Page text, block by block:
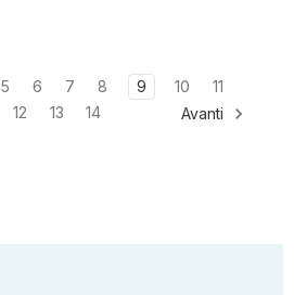
5 6 7 8 9 10
11
12
13 14 Avanti